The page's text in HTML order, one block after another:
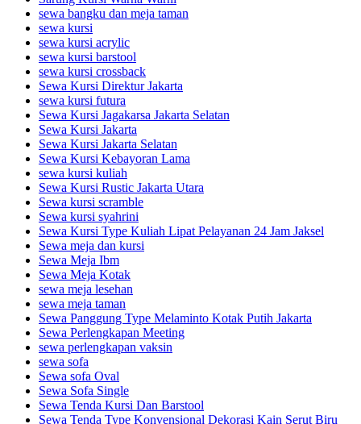
sewa bangku dan meja taman
sewa kursi
sewa kursi acrylic
sewa kursi barstool
sewa kursi crossback
Sewa Kursi Direktur Jakarta
sewa kursi futura
Sewa Kursi Jagakarsa Jakarta Selatan
Sewa Kursi Jakarta
Sewa Kursi Jakarta Selatan
Sewa Kursi Kebayoran Lama
sewa kursi kuliah
Sewa Kursi Rustic Jakarta Utara
Sewa kursi scramble
Sewa kursi syahrini
Sewa Kursi Type Kuliah Lipat Pelayanan 24 Jam Jaksel
Sewa meja dan kursi
Sewa Meja Ibm
Sewa Meja Kotak
sewa meja lesehan
sewa meja taman
Sewa Panggung Type Melaminto Kotak Putih Jakarta
Sewa Perlengkapan Meeting
sewa perlengkapan vaksin
sewa sofa
Sewa sofa Oval
Sewa Sofa Single
Sewa Tenda Kursi Dan Barstool
Sewa Tenda Type Konvensional Dekorasi Kain Serut Biru